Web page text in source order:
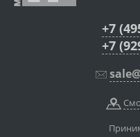
+7
+7